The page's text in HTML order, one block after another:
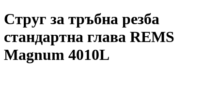
Струг за тръбна резба
стандартна глава REMS
Magnum 4010L